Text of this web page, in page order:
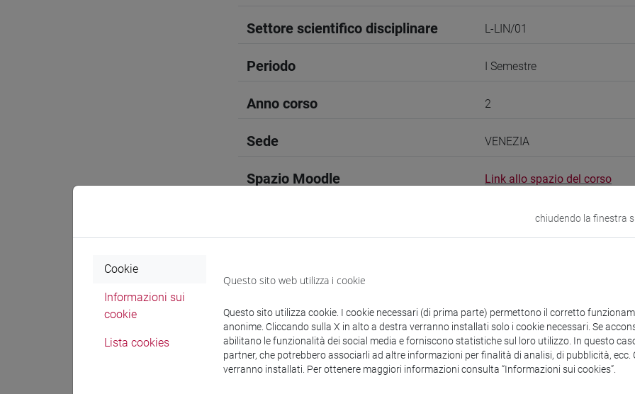
Settore scientifico disciplinare L-LIN/01
Periodo I Semestre
Anno corso 2
Sede VENEZIA
Spazio Moodle Link allo spazio del corso
Docenti e corsi di laurea
Docenti
SALA Rita- 30h Lezione
chiudendo la finestra
Cookie
Informazioni sui
cookie
Lista cookies
Questo sito web utilizza i cookie
Questo sito utilizza cookie. I cookie necessari (di prima parte) permettono il corretto
anonime. Cliccando sulla X in alto a destra verranno installati solo i cookie necessari. Se
abilitano le funzionalità dei social media e forniscono statistiche sul loro utilizzo. In questo
partner, che potrebbero associarli ad altre informazioni per finalità di analisi, di pubblicità, ecc.
verranno installati. Per ottenere maggiori informazioni consulta “Informazioni sui cookies”.